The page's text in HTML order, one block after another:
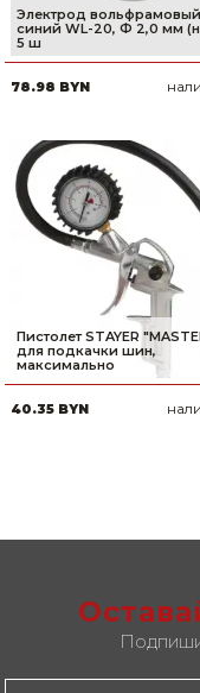
Электрод вольфрамовый
синий WL-20, Ф 2,0 мм
5 ш
78.98 BYN
Пистолет STAYER
для подкачки шин,
максимально
40.35 BYN